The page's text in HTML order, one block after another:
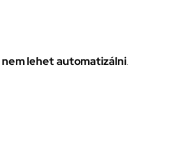
nem lehet automatizálni.